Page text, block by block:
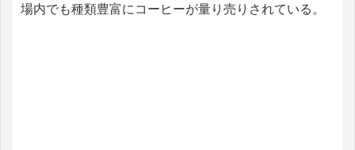
場内でも種類豊富にコーヒーが量り売りされている。